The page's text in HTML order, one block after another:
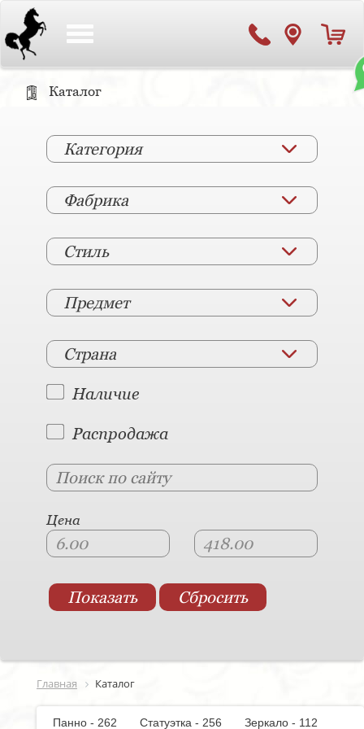
Каталог
Категория
Фабрика
Стиль
Предмет
Страна
Наличие
Распродажа
Цена
Главная Каталог
Панно - 262 Статуэтка - 256
Зеркало - 112